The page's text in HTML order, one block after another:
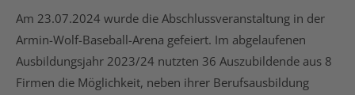
Am 23.07.2024 wurde die Abschlussveranstaltung in der
Armin-Wolf-Baseball-Arena gefeiert. Im abgelaufenen
Ausbildungsjahr 2023/24 nutzten 36 Auszubildende aus 8
Firmen die Möglichkeit, neben ihrer Berufsausbildung